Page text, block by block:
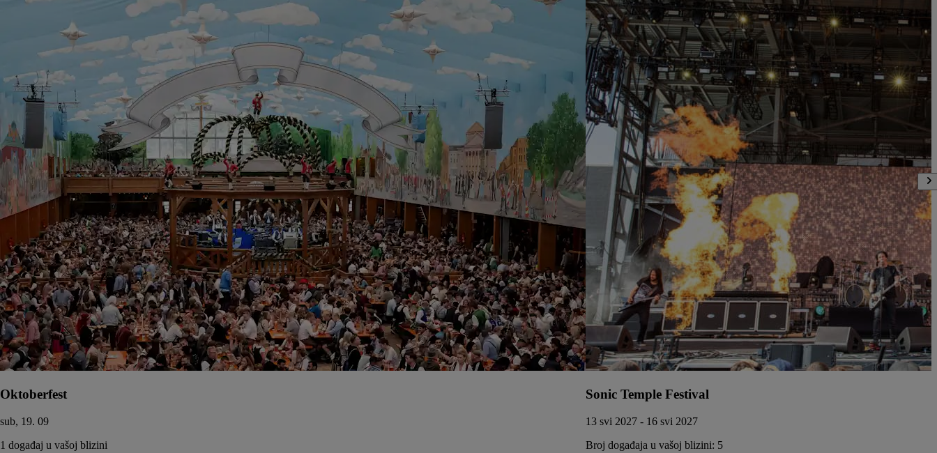
Oktoberfest
sub, 19. 09
1 događaj u vašoj blizini
Sonic Temple Festival
13 svi 2027 - 16 svi 2027
Broj događaja u vašoj blizini: 5